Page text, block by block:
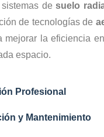
de suelo
de tecnologías de
mejorar la eficiencia
espacio.
Profesional
y Mantenimiento